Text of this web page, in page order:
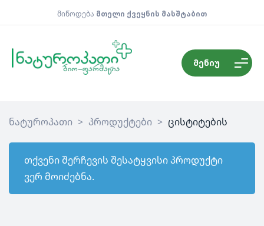
მიწოდება მთელი ქვეყნის მასშტაბით
მენიუ
ნატუროპათი > პროდუქტები > ცისტიტების
თქვენი შერჩევის შესატყვისი პროდუქტი
ვერ მოიძებნა.